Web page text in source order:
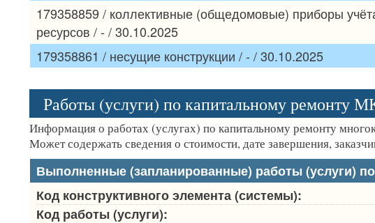
179358859 / коллективные (общедомовые) приборы
ресурсов / - / 30.10.2025
179358861 / несущие конструкции / - / 30.10.2025
Работы (услуги) по капитальному ремонту
Информация о работах (услугах) по капитальному ремонту
Может содержать сведения о стоимости, дате завершения,
Выполненные (запланированные) работы (услуги)
Код конструктивного элемента (системы):
Код работы (услуги):